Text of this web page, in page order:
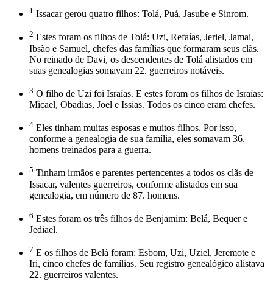
1 Issacar gerou quatro filhos: Tolá, Puá, Jasube e Sinrom.
2 Estes foram os filhos de Tolá: Uzi, Refaías, Jeriel, Jamai,
Ibsão e Samuel, chefes das famílias que formaram seus clãs.
No reinado de Davi, os descendentes de Tolá alistados em
suas genealogias somavam 22. guerreiros notáveis.
3 O filho de Uzi foi Israías. E estes foram os filhos de Israías:
Micael, Obadias, Joel e Issias. Todos os cinco eram chefes.
4 Eles tinham muitas esposas e muitos filhos. Por isso,
conforme a genealogia de sua família, eles somavam 36.
homens treinados para a guerra.
5 Tinham irmãos e parentes pertencentes a todos os clãs de
Issacar, valentes guerreiros, conforme alistados em sua
genealogia, em número de 87. homens.
6 Estes foram os três filhos de Benjamim: Belá, Bequer e
Jediael.
7 E os filhos de Belá foram: Esbom, Uzi, Uziel, Jeremote e
Iri, cinco chefes de famílias. Seu registro genealógico alistava
22. guerreiros valentes.